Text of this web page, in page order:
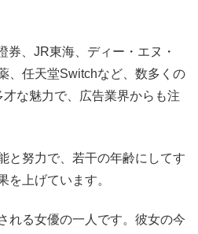
券、JR東海、ディー・エヌ・
、任天堂Switchなど、数多くの
な魅力で、広告業界からも注
と努力で、若干の年齢にしてす
を上げています。
れる女優の一人です。彼女の今